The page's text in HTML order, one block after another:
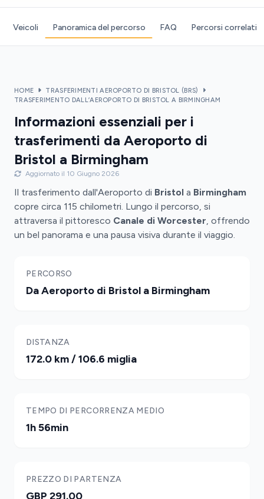
Veicoli Panoramica del percorso FAQ Percorsi correlati
HOME
TRASFERIMENTI AEROPORTO DI BRISTOL (BRS)
TRASFERIMENTO DALL’AEROPORTO DI BRISTOL A BIRMINGHAM
Informazioni essenziali per i
trasferimenti da Aeroporto di
Bristol a Birmingham
Aggiornato il 10 Giugno 2026
Il trasferimento dall'Aeroporto di Bristol a Birmingham
copre circa 115 chilometri. Lungo il percorso, si
attraversa il pittoresco Canale di Worcester, offrendo
un bel panorama e una pausa visiva durante il viaggio.
PERCORSO
Da Aeroporto di Bristol a Birmingham
DISTANZA
172.0 km / 106.6 miglia
TEMPO DI PERCORRENZA MEDIO
1h 56min
PREZZO DI PARTENZA
GBP 291.00